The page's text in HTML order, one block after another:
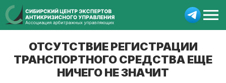
ОТСУТСТВИЕ РЕГИСТРАЦИИ
ТРАНСПОРТНОГО СРЕДСТВА ЕЩЕ
НИЧЕГО НЕ ЗНАЧИТ